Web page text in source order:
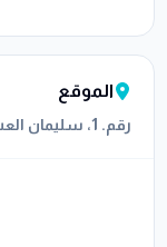
الموقع
رقم. 1، سليمان العساف ، تلاع العلي ، عمان